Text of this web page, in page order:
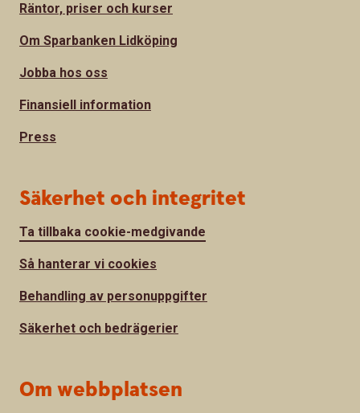
Räntor, priser och kurser
Om Sparbanken Lidköping
Jobba hos oss
Finansiell information
Press
Säkerhet och integritet
Ta tillbaka cookie-medgivande
Så hanterar vi cookies
Behandling av personuppgifter
Säkerhet och bedrägerier
Om webbplatsen